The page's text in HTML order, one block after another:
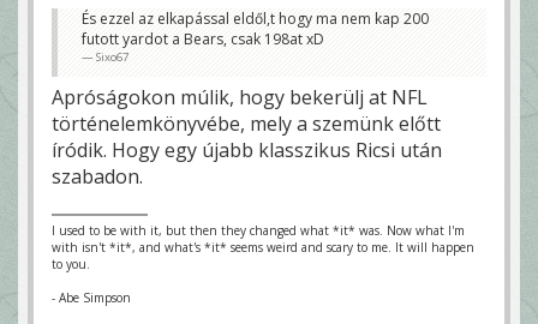
És ezzel az elkapással eldől,t hogy ma nem kap 200
futott yardot a Bears, csak 198at xD
Sixo67
Apróságokon múlik, hogy bekerülj at NFL
történelemkönyvébe, mely a szemünk előtt
íródik. Hogy egy újabb klasszikus Ricsi után
szabadon.
I used to be with it, but then they changed what *it* was. Now what I'm
with isn't *it*, and what's *it* seems weird and scary to me. It will happen
to you.
- Abe Simpson